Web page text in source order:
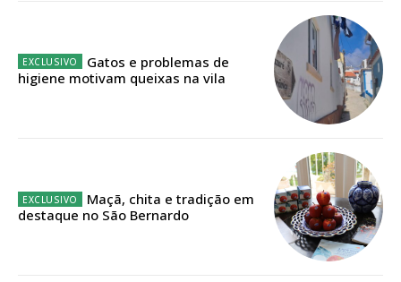
Sendo assinante terá acesso a todos os conteúdos exclusivos e versões
Escolha o plano de assinatura desejado:
IMPRESSA
32
Gatos e problemas de
higiene motivam queixas na vila
Maçã, chita e tradição em
destaque no São Bernardo